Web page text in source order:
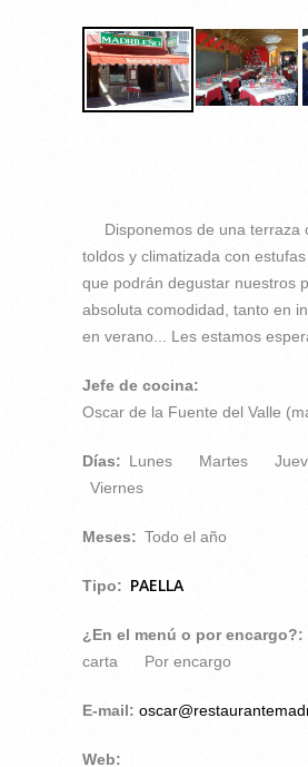
Disponemos de una terraza
toldos y climatizada con
que podrán degustar nuestros
absoluta comodidad, tanto en
en verano... Les estamos
Jefe de cocina:
Oscar de la Fuente del Valle
Días: Lunes Martes
Viernes
Meses: Todo el año
Tipo: PAELLA
¿En el menú o por encargo?:
carta
Por encargo
E-mail:
Web: